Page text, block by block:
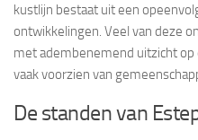
kustlijn bestaat uit een
ontwikkelingen. Veel van deze
met adembenemend uitzicht op
vaak voorzien van
De standen van